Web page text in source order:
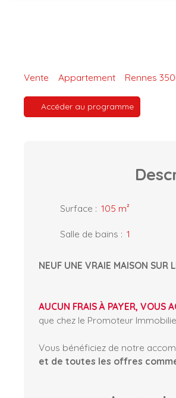
Vente Appartement Rennes
Accéder au programme
Surface : 105 m²
Salle de bains : 1
NEUF UNE VRAIE MAISON SUR
AUCUN FRAIS À PAYER, VOUS
que chez le Promoteur
Vous bénéficiez de notre
et de toutes les offres